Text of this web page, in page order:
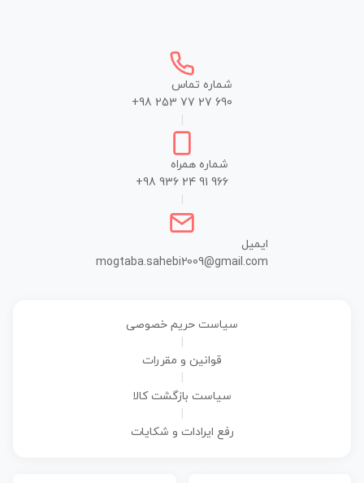
شماره تماس
+98 253 77 27 690
شماره همراه
+98 936 24 91 966
ایمیل
mogtaba.sahebi2009@gmail.com
سیاست حریم خصوصی
قوانین و مقررات
سیاست بازگشت کالا
رفع ایرادات و شکایات